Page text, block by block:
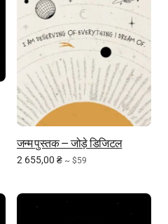
जन्म पुस्तक — जोड़े डिजिटल
2 655,00 ₴ ~ $59